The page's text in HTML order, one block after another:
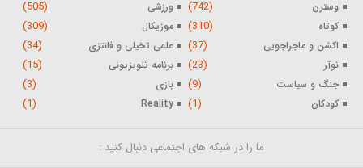
وسترن (742) ورزشی (505)
کوتاه (310) موزیکال (309)
اکشن و ماجراجویی (37) علمی تخیلی و فانتزی (34)
نوآر (23) برنامه تلویزیونی (15)
جنگ و سیاست (9) بازی (3)
کودکان (1)
Reality
(1)
ما را در شبکه های اجتماعی دنبال کنید :